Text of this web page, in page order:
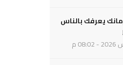
يعرفك بالناس